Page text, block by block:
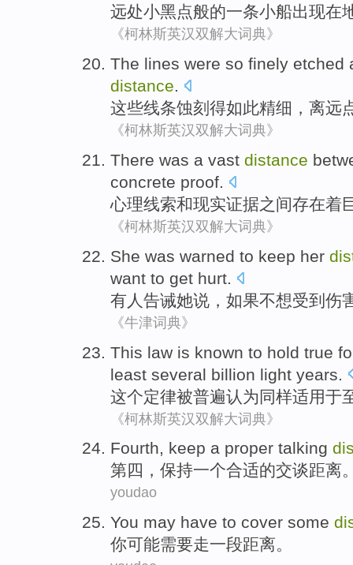
远处小黑点般的一条小船出现在
《柯林斯英汉双解大词典》
The lines were so finely etched
distance.
这些线条蚀刻 得如此精细 ， 离远
《柯林斯英汉双解大词典》
There was a vast distance
concrete proof.
心理线索和现实证据之间存在着
《柯林斯英汉双解大词典》
She was warned to keep her
want to get hurt.
有人 告诫她说， 如果不想受到伤
《牛津词典》
This law is known to hold true
least several billion light years.
这个定律被普遍认为同样适用于
《柯林斯英汉双解大词典》
Fourth, keep a proper talking
第四，保持一个合适的交谈距离
youdao
You may have to cover some
你可能需要走一段距离。